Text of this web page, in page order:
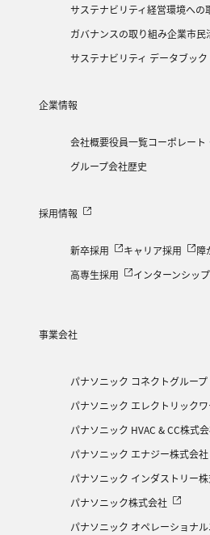
サステナビリティ経営環境への
ガバナンスの取り組み企業市民
サステナビリティ データブック
企業情報
会社概要役員一覧コーポレート
グループ会社歴史
採用情報
新卒採用 キャリア採用
障
高専生採用
インターンシップ
事業会社
パナソニック コネクトグループ
パナソニック エレクトリック
パナソニック HVAC & CC株式
パナソニック エナジー株式会社
パナソニック インダストリー
パナソニック株式会社
パナソニック オペレーショナ